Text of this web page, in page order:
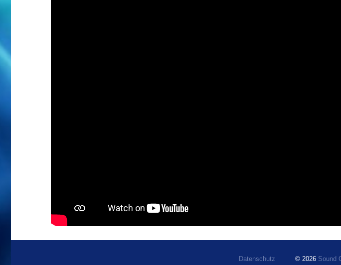
Datenschutz © 2026 Sound